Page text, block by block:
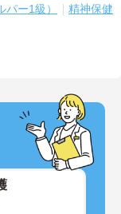
ー1級）
精神保健